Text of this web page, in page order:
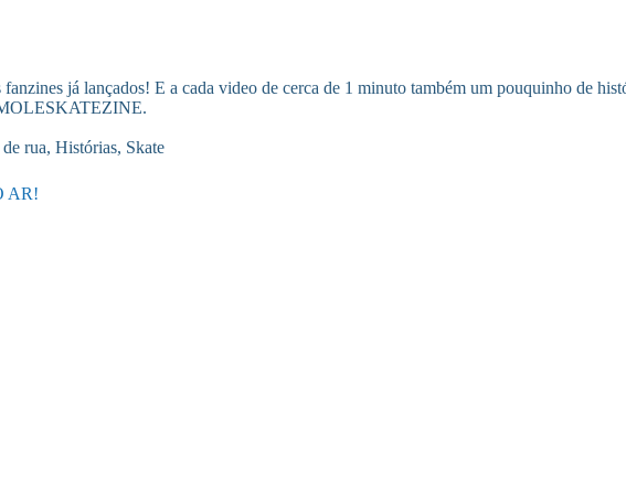
já lançados! E a cada video de cerca de 1 minuto também um pouquinho de
rua, Histórias, Skate
AR!